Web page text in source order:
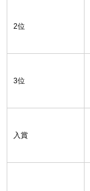
2位
3位
入賞